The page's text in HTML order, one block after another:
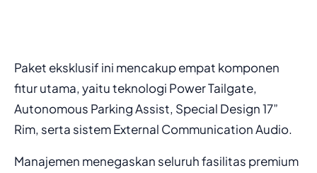
Paket eksklusif ini mencakup empat komponen
fitur utama, yaitu teknologi Power Tailgate,
Autonomous Parking Assist, Special Design 17”
Rim, serta sistem External Communication Audio.
Manajemen menegaskan seluruh fasilitas premium